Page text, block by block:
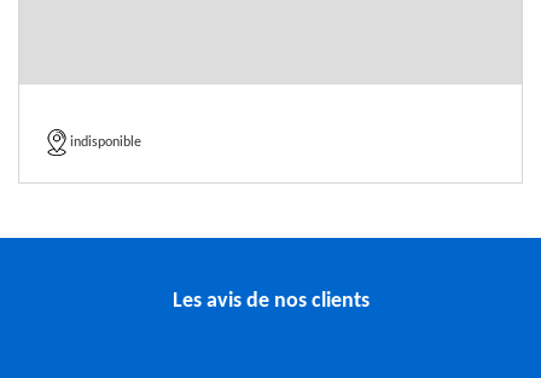
indisponible
Les avis de nos clients